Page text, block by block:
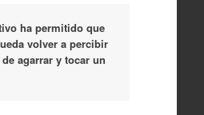
ha permitido que
volver a percibir
agarrar y tocar un